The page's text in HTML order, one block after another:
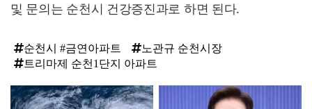
및 문의는 순천시 건강증진과로 하면 된다.
순천시 #금연아파트
노관규 순천시장
트리마제 순천1단지 아파트
탑
라